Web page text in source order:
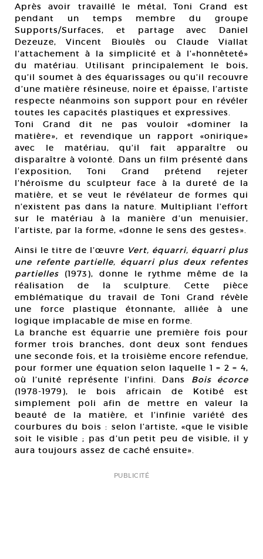
Après avoir travaillé le métal, Toni Grand est
pendant un temps membre du groupe
Supports/Surfaces, et partage avec Daniel
Dezeuze, Vincent Bioulès ou Claude Viallat
l’attachement à la simplicité et à l’«honnêteté»
du matériau. Utilisant principalement le bois,
qu’il soumet à des équarissages ou qu’il recouvre
d’une matière résineuse, noire et épaisse, l’artiste
respecte néanmoins son support pour en révéler
toutes les capacités plastiques et expressives.
Toni Grand dit ne pas vouloir «dominer la
matière», et revendique un rapport «onirique»
avec le matériau, qu’il fait apparaître ou
disparaître à volonté. Dans un film présenté dans
l’exposition, Toni Grand prétend rejeter
l’héroïsme du sculpteur face à la dureté de la
matière, et se veut le révélateur de formes qui
n’existent pas dans la nature. Multipliant l’effort
sur le matériau à la manière d’un menuisier,
l’artiste, par la forme, «donne le sens des gestes».
Ainsi le titre de l’œuvre Vert, équarri, équarri plus
une refente partielle, équarri plus deux refentes
partielles (1973), donne le rythme même de la
réalisation de la sculpture. Cette pièce
emblématique du travail de Toni Grand révèle
une force plastique étonnante, alliée à une
logique implacable de mise en forme.
La branche est équarrie une première fois pour
former trois branches, dont deux sont fendues
une seconde fois, et la troisième encore refendue,
pour former une équation selon laquelle 1 = 2 = 4,
où l’unité représente l’infini. Dans Bois écorce
(1978-1979), le bois africain de Kotibé est
simplement poli afin de mettre en valeur la
beauté de la matière, et l’infinie variété des
courbures du bois : selon l’artiste, «que le visible
soit le visible ; pas d’un petit peu de visible, il y
aura toujours assez de caché ensuite».
PUBLICITÉ